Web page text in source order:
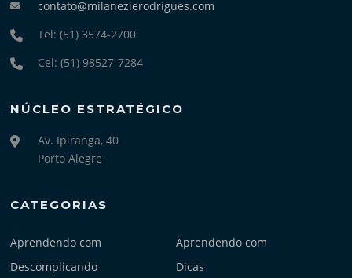
contato@milanezierodrigues.com
Tel: (51) 3574-2700
Cel: (51) 98527-7284
NÚCLEO ESTRATÉGICO
Av. Ipiranga, 40
Porto Alegre
CATEGORIAS
Aprendendo com
Aprendendo com
Descomplicando
Dicas